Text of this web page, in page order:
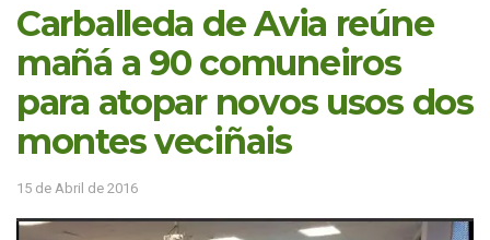
Carballeda de Avia reúne
mañá a 90 comuneiros
para atopar novos usos dos
montes veciñais
15 de Abril de 2016